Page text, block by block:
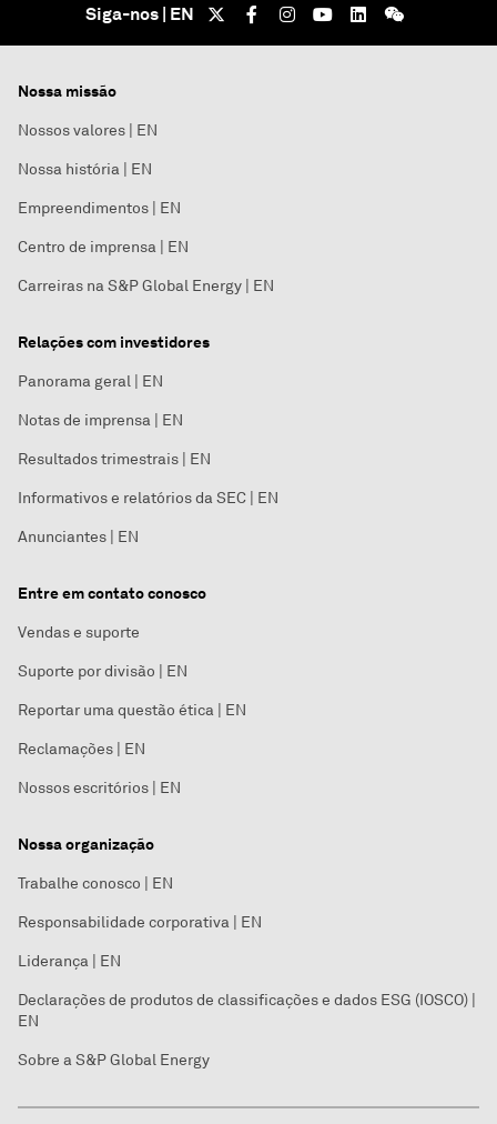
Siga-nos | EN
Nossa missão
Nossos valores | EN
Nossa história | EN
Empreendimentos | EN
Centro de imprensa | EN
Carreiras na S&P Global Energy | EN
Relações com investidores
Panorama geral | EN
Notas de imprensa | EN
Resultados trimestrais | EN
Informativos e relatórios da SEC | EN
Anunciantes | EN
Entre em contato conosco
Vendas e suporte
Suporte por divisão | EN
Reportar uma questão ética | EN
Reclamações | EN
Nossos escritórios | EN
Nossa organização
Trabalhe conosco | EN
Responsabilidade corporativa | EN
Liderança | EN
Declarações de produtos de classificações e dados ESG (IOSCO) |
EN
Sobre a S&P Global Energy